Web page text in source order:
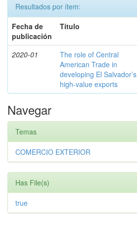
Resultados por ítem:
Fecha de
publicación
Título
2020-01
The role of Central
American Trade in
developing El Salvador’s
high-value exports
Navegar
Temas
COMERCIO EXTERIOR
Has File(s)
true